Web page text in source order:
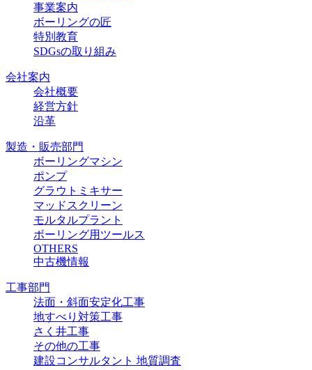
事業案内
ボーリングの匠
特別教育
SDGsの取り組み
会社案内
会社概要
経営方針
沿革
製造・販売部門
ボーリングマシン
ポンプ
グラウトミキサー
マッドスクリーン
モルタルプラント
ボーリング用ツールス
OTHERS
中古機情報
工事部門
法面・斜面安定化工事
地すべり対策工事
さく井工事
その他の工事
建設コンサルタント 地質調査